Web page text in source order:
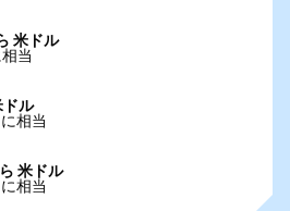
米ドル
当
ドル
相当
米ドル
に相当